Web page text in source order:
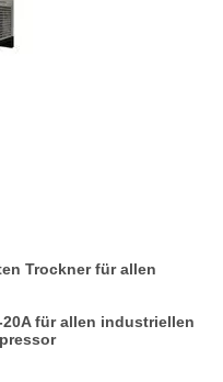
Trockner für allen
20A für allen industriellen